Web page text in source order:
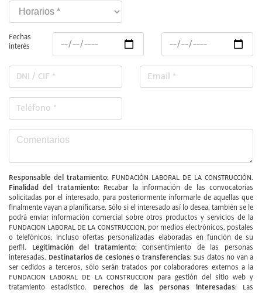
Fechas
interés
Responsable del tratamiento: FUNDACIÓN LABORAL DE LA CONSTRUCCIÓN.
Finalidad del tratamiento: Recabar la información de las convocatorias
solicitadas por el interesado, para posteriormente informarle de aquellas que
finalmente vayan a planificarse. Sólo si el interesado así lo desea, también se le
podrá enviar información comercial sobre otros productos y servicios de la
FUNDACION LABORAL DE LA CONSTRUCCION, por medios electrónicos, postales
o telefónicos; incluso ofertas personalizadas elaboradas en función de su
perfil.
Legitimación del tratamiento: Consentimiento de las personas
interesadas. Destinatarios de cesiones o transferencias: Sus datos no van a
ser cedidos a terceros, sólo serán tratados por colaboradores externos a la
FUNDACION LABORAL DE LA CONSTRUCCION para gestión del sitio web y
tratamiento estadístico.
Derechos de las personas interesadas: Las